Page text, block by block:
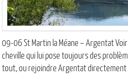
09-06 St Martin la Méane – Argentat Voir
cheville qui lui pose toujours des
tout, ou rejoindre Argentat